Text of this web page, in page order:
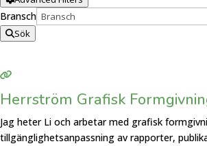
Bransch
Sök
Herrström Grafisk
Jag heter Li och arbetar med grafisk
tillgänglighetsanpassning av rapporter,